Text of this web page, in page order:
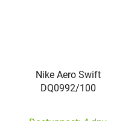
Nike Aero Swift
DQ0992/100